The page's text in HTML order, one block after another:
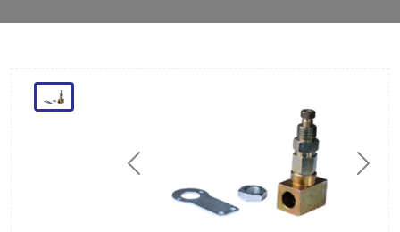
Previous Next